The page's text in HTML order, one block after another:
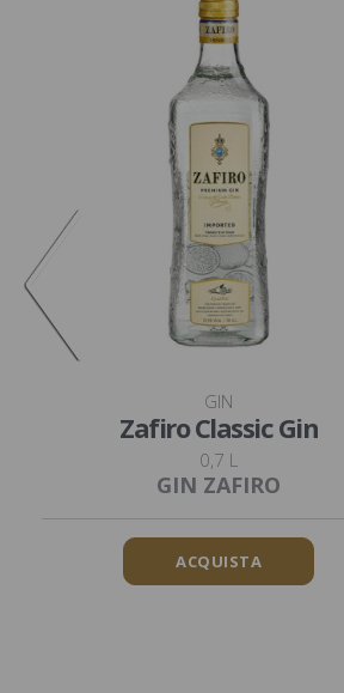
GIN
Zafiro Classic Gin
0,7 L
GIN ZAFIRO
ACQUISTA